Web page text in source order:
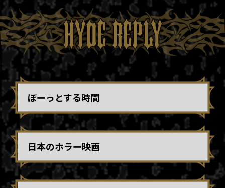
HYDE REPLY
ぼーっとする時間
日本のホラー映画